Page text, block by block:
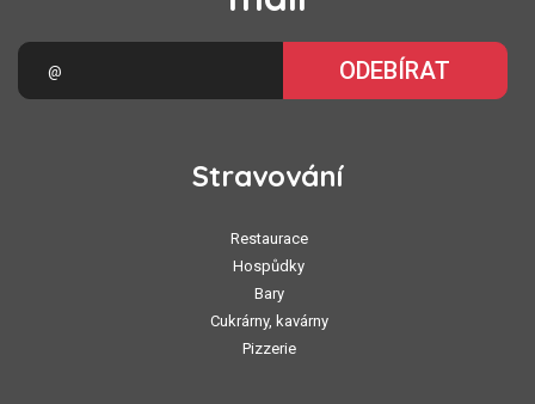
ODEBÍRAT
Stravování
Restaurace
Hospůdky
Bary
Cukrárny, kavárny
Pizzerie